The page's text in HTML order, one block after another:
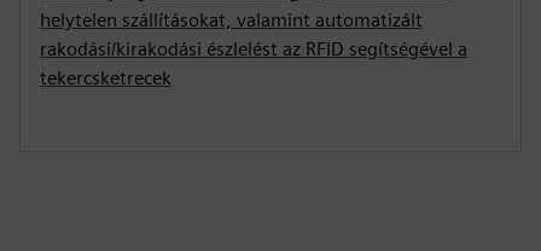
helytelen szállításokat, valamint automatizált
rakodási/kirakodási észlelést az RFID segítségével a
tekercsketrecek